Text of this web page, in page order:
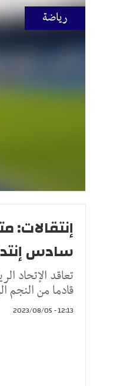
رياضة
إنتقالات:
سادس
تعاقد الإتحاد
قادما من النجم
12:13 - 2023/08/05